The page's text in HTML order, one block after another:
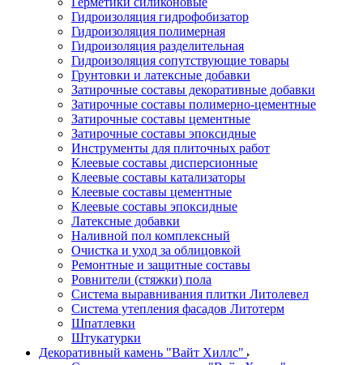
Гидроизоляция гидрофобизатор
Гидроизоляция полимерная
Гидроизоляция разделительная
Гидроизоляция сопутствующие товары
Грунтовки и латексные добавки
Затирочные составы декоративные добавки
Затирочные составы полимерно-цементные
Затирочные составы цементные
Затирочные составы эпоксидные
Инструменты для плиточных работ
Клеевые составы дисперсионные
Клеевые составы катализаторы
Клеевые составы цементные
Клеевые составы эпоксидные
Латексные добавки
Наливной пол комплексный
Очистка и уход за облицовкой
Ремонтные и защитные составы
Ровнители (стяжки) пола
Система выравнивания плитки Литолевел
Система утепления фасадов Литотерм
Шпатлевки
Штукатурки
Декоративный камень "Вайт Хиллс"